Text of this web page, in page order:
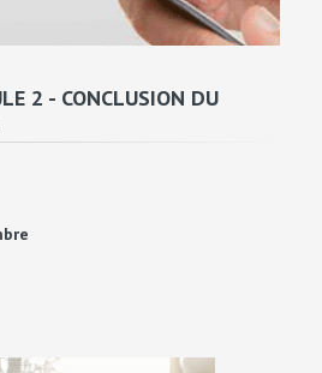
2 - CONCLUSION DU